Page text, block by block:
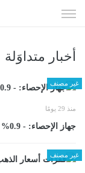
الى
أخبار متداوَلة
غير مصنف
منذ 29 يومًا
جهاز الإحصاء: - 0.9% معدل التضخم الشهرى لشهر يونيو 2026
غير مصنف